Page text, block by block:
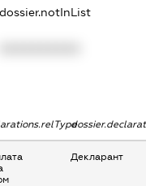
dossier.notInList
Декларант